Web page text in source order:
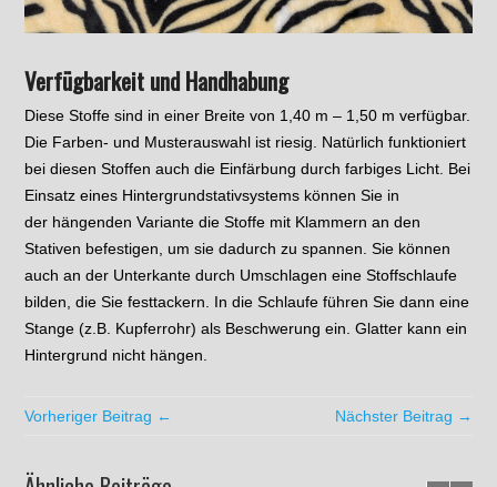
Verfügbarkeit und Handhabung
Diese Stoffe sind in einer Breite von 1,40 m – 1,50 m verfügbar.
Die Farben- und Musterauswahl ist riesig. Natürlich funktioniert
bei diesen Stoffen auch die Einfärbung durch farbiges Licht. Bei
Einsatz eines Hintergrundstativsystems können Sie in
der hängenden Variante die Stoffe mit Klammern an den
Stativen befestigen, um sie dadurch zu spannen. Sie können
auch an der Unterkante durch Umschlagen eine Stoffschlaufe
bilden, die Sie festtackern. In die Schlaufe führen Sie dann eine
Stange (z.B. Kupferrohr) als Beschwerung ein. Glatter kann ein
Hintergrund nicht hängen.
Vorheriger Beitrag ← Nächster Beitrag →